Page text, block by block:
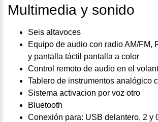
Multimedia y sonido
Seis altavoces
Equipo de audio con radio AM/FM,
y pantalla táctil pantalla a color
Control remoto de audio en el
Tablero de instrumentos analógico
Sistema activacion por voz otro
Bluetooth
Conexión para: USB delantero, 2 y